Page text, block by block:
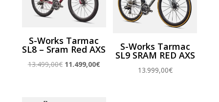
S-Works Tarmac
SL8 – Sram Red AXS
13.499,00€ El
11.499,00€El
S-Works Tarmac
SL9 SRAM RED AXS
13.999,00€